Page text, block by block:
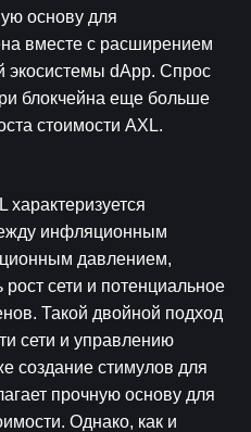
основу для
вместе с расширением
экосистемы dApp. Спрос
блокчейна еще больше
стоимости AXL.
инфляционным
давлением,
сети и потенциальное
Такой двойной подход
сети и управлению
создание стимулов для
прочную основу для
Однако, как и